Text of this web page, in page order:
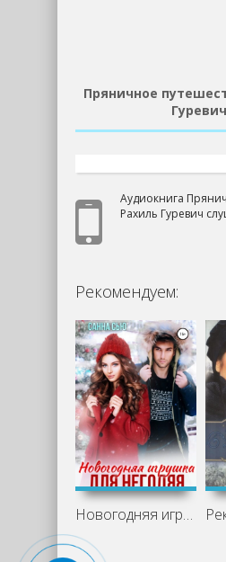
Пряничное
Гуревич
Аудиокнига
Рахиль Гуревич
Рекомендуем:
Новогодняя игрушка для негодяя - Санна